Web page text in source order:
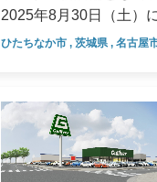
中期経営計画
四半期データ
直近決算のポイント
2025年8月30日（土）
ます。 画像：外観（イメージ） ▶この夏、全国に「ガリバー」店舗が続々オープン！ 中古車の販売
頼れるような地域に根ざした店舗づ
規店舗オープンを予定
公園前店」は、いず
ルマのプロフェッショ
ひたちなか市 , 茨城県, 名古屋